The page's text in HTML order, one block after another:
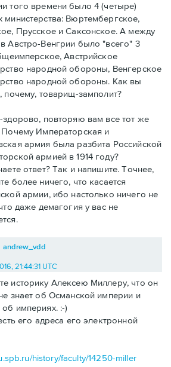
того времени было 4 (четыре)
министерства: Вюртембергское,
Прусское и Саксонское. А между
Австро-Венгрии было "всего" 3
Австрийское
народной обороны, Венгерское
народной обороны. Как вы
почему, товарищ-замполит?
здорово, повторяю вам все тот же
Почему Императорская и
армия была разбита Российской
армией в 1914 году?
ответ? Так и напишите. Точнее,
более ничего, что касается
армии, ибо настолько ничего не
даже демагогия у вас не
andrew_vdd
21:44:31 UTC
историку Алексею Миллеру, что он
знает об Османской империи и
империях. :-)
его адреса его электронной
history/faculty/14250-miller